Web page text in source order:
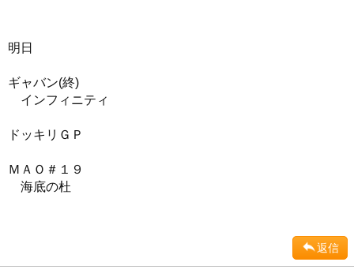
明日
ギャバン(終)
インフィニティ
ドッキリＧＰ
ＭＡＯ＃１９
海底の杜
返信